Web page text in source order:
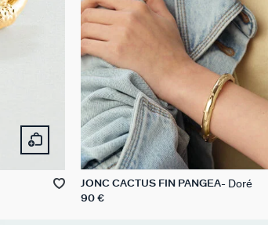
JONC CACTUS FIN PANGEA Doré
90 €